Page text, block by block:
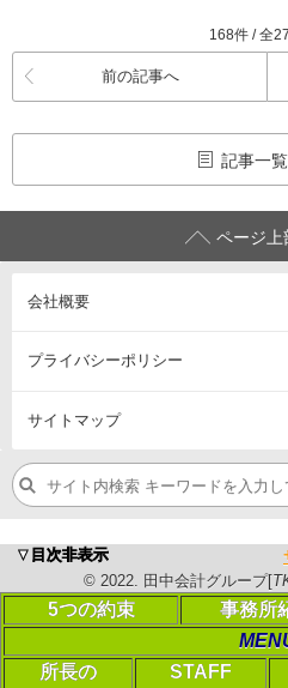
▼目次非表示
© 2022. 田中会計グループ[
5つの約束 事務所
所長の
STAFF
168件 / 全
前の記事へ
記事一
ページ上
会社概要
プライバシーポリシー
サイトマップ
浜松市の税理士・公認会計士、
営業エリア：浜松市中央区・浜
©2023. 田中会計グループ[TKg]
PC表示に